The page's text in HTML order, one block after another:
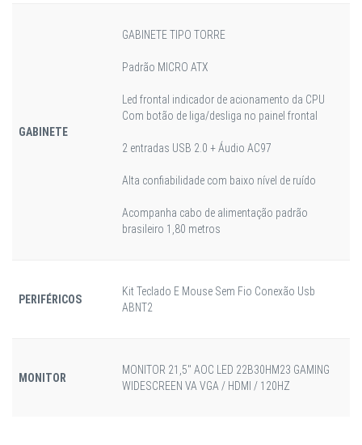
GABINETE
GABINETE TIPO TORRE
Padrão MICRO ATX
Led frontal indicador de acionamento da CPU
Com botão de liga/desliga no painel frontal
2 entradas USB 2.0 + Áudio AC97
Alta confiabilidade com baixo nível de ruído
Acompanha cabo de alimentação padrão
brasileiro 1,80 metros
PERIFÉRICOS
Kit Teclado E Mouse Sem Fio Conexão Usb
ABNT2
MONITOR
MONITOR 21,5" AOC LED 22B30HM23 GAMING
WIDESCREEN VA VGA / HDMI / 120HZ